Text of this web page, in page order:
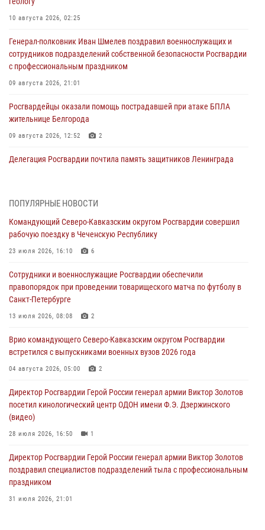
10 августа 2026, 02:25
Генерал-полковник Иван Шмелев поздравил военнослужащих и
сотрудников подразделений собственной безопасности Росгвардии
с профессиональным праздником
09 августа 2026, 21:01
Росгвардейцы оказали помощь пострадавшей при атаке БПЛА
жительнице Белгорода
09 августа 2026, 12:52 2
Делегация Росгвардии почтила память защитников Ленинграда
«Я расскажу вам о Герое»: подвиг Героя России Сергея Перца
09 августа 2026, 11:00
Росгвардейцы в зоне СВО передали подарки детям и помогли
09 августа 2026, 09:00
В Чеченской Республике пожарные расчеты Росгвардии и МЧС
отработали межведомственное взаимодействие
В Центральных регионах России продолжается ведомственная
акция «Каникулы с Росгвардией»
ПОПУЛЯРНЫЕ НОВОСТИ
Командующий Северо-Кавказским округом Росгвардии совершил
рабочую поездку в Чеченскую Республику
23 июля 2026, 16:10 6
Сотрудники и военнослужащие Росгвардии обеспечили
правопорядок при проведении товарищеского матча по футболу в
Санкт-Петербурге
13 июля 2026, 08:08 2
Врио командующего Северо-Кавказским округом Росгвардии
встретился с выпускниками военных вузов 2026 года
04 августа 2026, 05:00 2
Директор Росгвардии Герой России генерал армии Виктор Золотов
посетил кинологический центр ОДОН имени Ф.Э. Дзержинского
(видео)
28 июля 2026, 16:50 1
Директор Росгвардии Герой России генерал армии Виктор Золотов
поздравил специалистов подразделений тыла с профессиональным
праздником
31 июля 2026, 21:01